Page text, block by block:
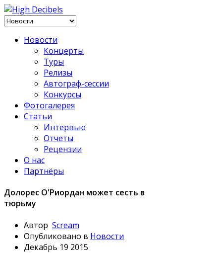
Новости
Концерты
Туры
Релизы
Автограф-сессии
Конкурсы
Фотогалерея
Статьи
Интервью
Отчеты
Рецензии
О нас
Партнёры
Долорес О'Риордан может сесть в
тюрьму
Автор Scream
Опубликовано в Новости
Декабрь 19 2015